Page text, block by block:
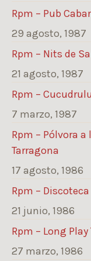
Rpm – Pub
29 agosto, 1987
Rpm – Nits de
21 agosto, 1987
Rpm –
7 marzo, 1987
Rpm – Pólvora
Tarragona
17 agosto, 1986
Rpm –
21 junio, 1986
Rpm – Long
27 marzo, 1986